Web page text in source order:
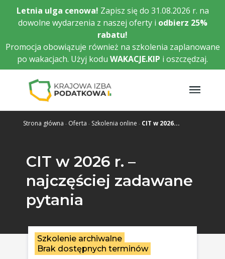
Przejdź
treści
Letnia ulga cenowa! Zapisz się do 31.08.2026 r. na
dowolne wydarzenia z naszej oferty i odbierz 25%
rabatu!
Promocja obowiązuje również na szkolenia zaplanowane
po wakacjach. Użyj kodu WAKACJE.KIP i oszczędzaj.
Strona główna Oferta Szkolenia online CIT w 2026...
CIT w 2026 r. –
najczęściej zadawane
pytania
Szkolenie archiwalne
Brak dostępnych terminów